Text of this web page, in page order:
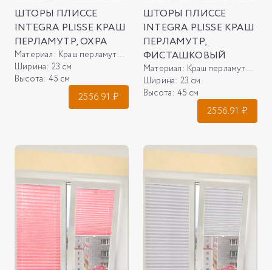
ШТОРЫ ПЛИССЕ
INTEGRA PLISSE КРАШ
ПЕРЛАМУТР, ОХРА
Материал: Краш перламутр, охра
Ширина: 23 см
Высота: 45 см
2556.91 ₽
ШТОРЫ ПЛИССЕ
INTEGRA PLISSE КРАШ
ПЕРЛАМУТР,
ФИСТАШКОВЫЙ
Материал: Краш перламутр, фисташковый
Ширина: 23 см
Высота: 45 см
2556.91 ₽